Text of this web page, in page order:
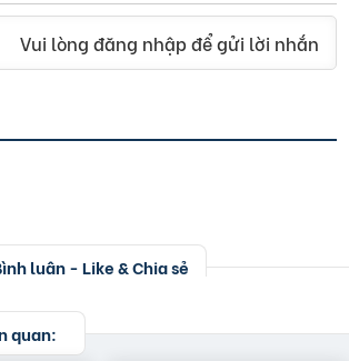
Vui lòng đăng nhập để gửi lời nhắn
luận - Like & Chia sẻ
quan: